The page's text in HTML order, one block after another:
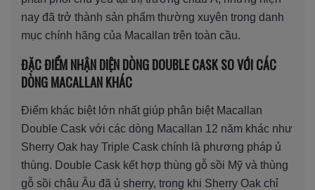
nay đã trở thành sản phẩm thường xuyên trong danh
mục chính hãng của Macallan trên toàn cầu.
ĐẶC ĐIỂM NHẬN DIỆN DÒNG DOUBLE CASK SO VỚI CÁC
DÒNG MACALLAN KHÁC
Điểm khác biệt lớn nhất giúp phân biệt Macallan
Double Cask với các dòng Macallan 12 năm khác như
Sherry Oak hay Triple Cask chính là phương pháp ủ
thùng. Double Cask kết hợp thùng gỗ sồi Mỹ và thùng
gỗ sồi châu Âu đã ủ sherry, trong khi Sherry Oak chỉ